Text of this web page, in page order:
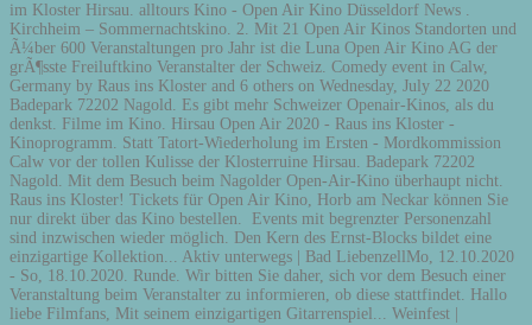
im Kloster Hirsau. alltours Kino - Open Air Kino Düsseldorf News .
Kirchheim – Sommernachtskino. 2. Mit 21 Open Air Kinos Standorten und
Ã¼ber 600 Veranstaltungen pro Jahr ist die Luna Open Air Kino AG der
grÃ¶sste Freiluftkino Veranstalter der Schweiz. Comedy event in Calw,
Germany by Raus ins Kloster and 6 others on Wednesday, July 22 2020
Badepark 72202 Nagold. Es gibt mehr Schweizer Openair-Kinos, als du
denkst. Filme im Kino. Hirsau Open Air 2020 - Raus ins Kloster -
Kinoprogramm. Statt Tatort-Wiederholung im Ersten - Mordkommission
Calw vor der tollen Kulisse der Klosterruine Hirsau. Badepark 72202
Nagold. Mit dem Besuch beim Nagolder Open-Air-Kino überhaupt nicht.
Raus ins Kloster! Tickets für Open Air Kino, Horb am Neckar können Sie
nur direkt über das Kino bestellen. ️ Events mit begrenzter Personenzahl
sind inzwischen wieder möglich. Den Kern des Ernst-Blocks bildet eine
einzigartige Kollektion... Aktiv unterwegs | Bad LiebenzellMo, 12.10.2020
- So, 18.10.2020. Runde. Wir bitten Sie daher, sich vor dem Besuch einer
Veranstaltung beim Veranstalter zu informieren, ob diese stattfindet. Hallo
liebe Filmfans, Mit seinem einzigartigen Gitarrenspiel... Weinfest |